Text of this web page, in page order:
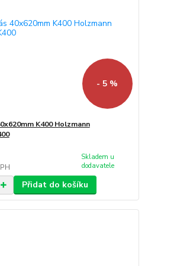
- 5 %
K400 Holzmann
Skladem u
dodavatele
Přidat do košíku